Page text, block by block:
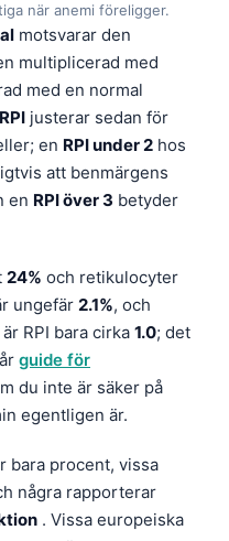
när anemi föreligger.
motsvarar den
multiplicerad med
med en normal
RPI justerar sedan för
en RPI under 2 hos
att benmärgens
en RPI över 3 betyder
24% och retikulocyter
ungefär 2.1%, och
är RPI bara cirka 1.0; det
guide för
du inte är säker på
egentligen är.
bara procent, vissa
några rapporterar
. Vissa europeiska